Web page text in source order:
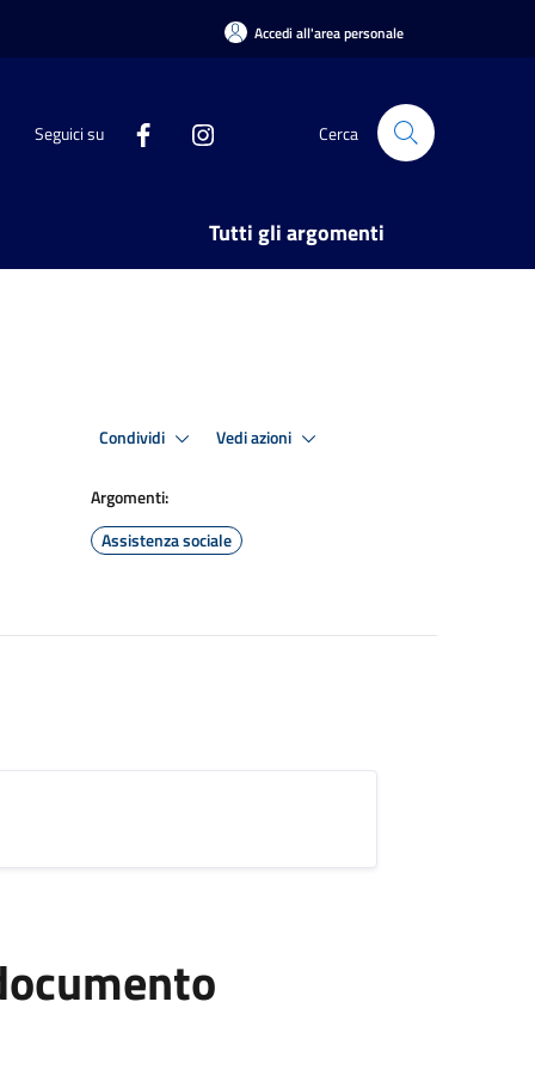
Accedi all'area personale
Seguici su Cerca
Tutti gli argomenti
Condividi Vedi azioni
Argomenti:
Assistenza sociale